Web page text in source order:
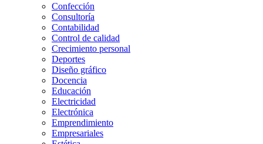
Confección
Consultoría
Contabilidad
Control de calidad
Crecimiento personal
Deportes
Diseño gráfico
Docencia
Educación
Electricidad
Electrónica
Emprendimiento
Empresariales